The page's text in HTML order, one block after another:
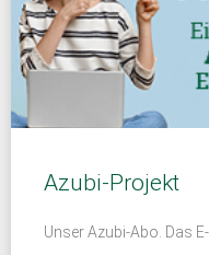
Azubi-Projekt
Unser Azubi-Abo. Das